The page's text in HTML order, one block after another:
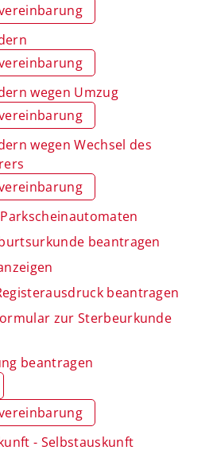
wegen Umzug
wegen Wechsel des
beantragen
beantragen
zur Sterbeurkunde
beantragen
- Selbstauskunft